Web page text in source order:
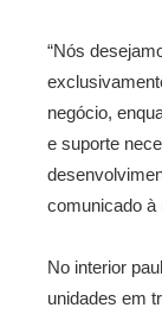
“Nós
negócio,
e suporte
comunicado à
No interior
unidades em